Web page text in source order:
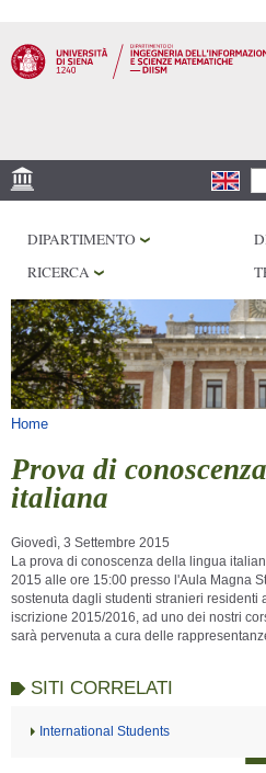
contenuto
principale
PHD PROGRAM
LABORATORI
BIBLIOTECHE
SERVIZI
DIPARTIMENTO
RICERCA
Tu sei qui
Home
Prova di
italiana
Giovedì, 3 Settembre 2015
La prova di conoscenza della lingua
2015 alle ore 15:00 presso l'Aula Magna
sostenuta dagli studenti stranieri residenti
iscrizione 2015/2016, ad uno dei nostri
sarà pervenuta a cura delle
SITI CORRELATI
International Students